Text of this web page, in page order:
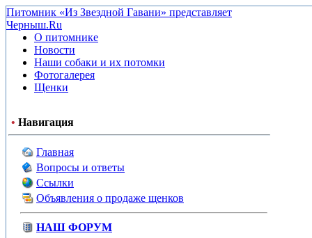
Питомник «Из Звездной Гавани» представляет
Черныш.Ru
О питомнике
Новости
Наши собаки и их потомки
Фотогалерея
Щенки
• Навигация
Главная
Вопросы и ответы
Ссылки
Объявления о продаже щенков
НАШ ФОРУМ